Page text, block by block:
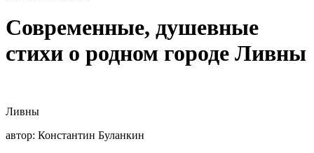
Современные, душевные
стихи о родном городе Ливны
Ливны
автор: Константин Буланкин